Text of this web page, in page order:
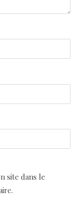
site dans le